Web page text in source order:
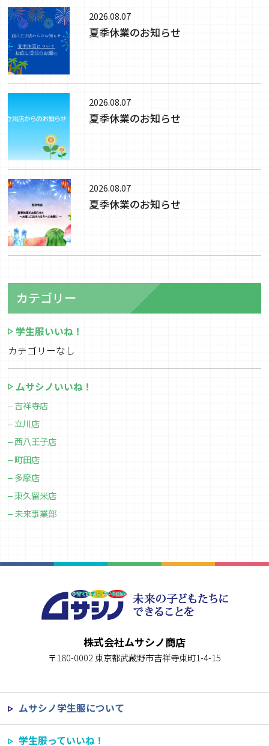
2026.08.07
夏季休業のお知らせ
2026.08.07
夏季休業のお知らせ
2026.08.07
夏季休業のお知らせ
カテゴリー
学生服いいね！
カテゴリーなし
ムサシノいいね！
吉祥寺店
立川店
西八王子店
町田店
多摩店
東久留米店
未来事業部
株式会社ムサシノ商店
〒180-0002 東京都武蔵野市吉祥寺東町1-4-15
ムサシノ学生服について
学生服っていいね！